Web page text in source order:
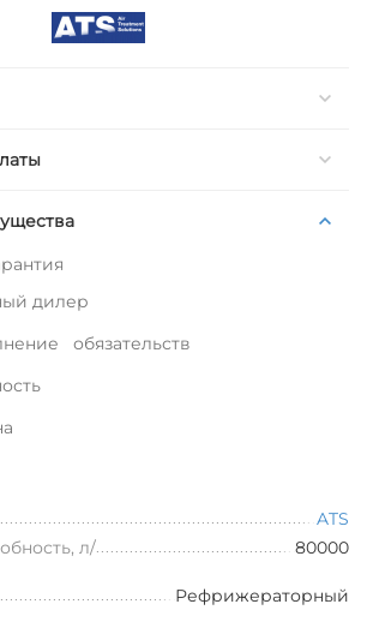
дилер
обязательств
ATS
л/
80000
Рефрижераторный